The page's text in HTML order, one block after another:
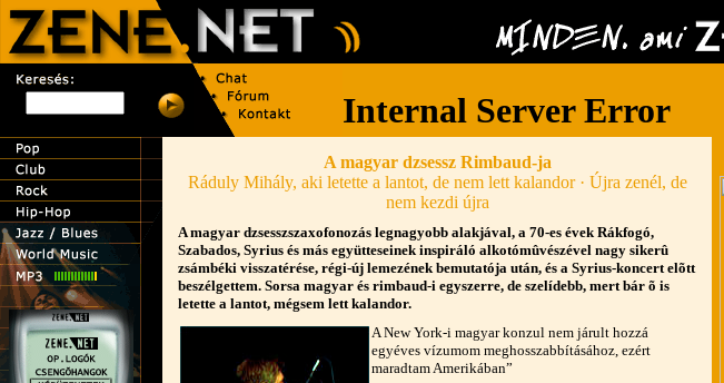
A magyar dzsessz Rimbaud-ja
Ráduly Mihály, aki letette a lantot, de nem lett kalandor · Újra zenél, de
nem kezdi újra
A magyar dzsesszszaxofonozás legnagyobb alakjával, a 70-es évek Rákfogó,
Szabados, Syrius és más együtteseinek inspiráló alkotómûvészével nagy sikerû
zsámbéki visszatérése, régi-új lemezének bemutatója után, és a Syrius-koncert elõtt
beszélgettem. Sorsa magyar és rimbaud-i egyszerre, de szelídebb, mert bár õ is
letette a lantot, mégsem lett kalandor.
A New York-i magyar konzul nem járult hozzá
egyéves vízumom meghosszabbításához, ezért
maradtam Amerikában”